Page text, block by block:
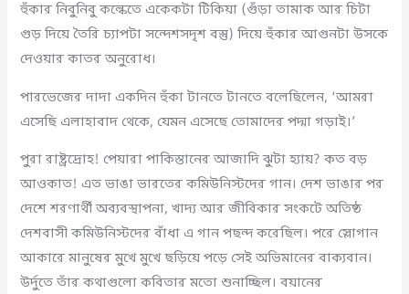
হুঁকার নিবুনিবু কল্কেতে একেকটা টিকিয়া (গুঁড়া তামাক আর চিটা
গুড় দিয়ে তৈরি চ্যাপটা সন্দেশসদৃশ বস্তু) দিয়ে হুঁকার আগুনটা উসকে
দেওয়ার কাতর অনুরোধ।
পারভেজের দাদা একদিন হুঁকা টানতে টানতে বলেছিলেন, ‘আমরা
এসেছি এলাহাবাদ থেকে, যেমন এসেছে তোমাদের পদ্মা গড়াই।’
পুরা রাষ্ট্রদ্রোহ! পেয়ারা পাকিস্তানের আজাদি ঝুটা হ্যায়? কত বড়
আওকাত! এত ভাঙা ভারতের কমিউনিস্টদের গান। দেশ ভাঙার পর
দেশে শরণার্থী অব্যবস্থাপনা, খাদ্য আর জীবিকার সংকটে অতিষ্ঠ
দেশবাসী কমিউনিস্টদের বাঁধা এ গান পছন্দ করেছিল। পরে স্লোগান
আকারে মানুষের মুখে মুখে ছড়িয়ে পড়ে সেই অভিমানের বাক্যবান।
উর্দুতে তাঁর কথাগুলো কবিতার মতো শুনাচ্ছিল। বয়ানের